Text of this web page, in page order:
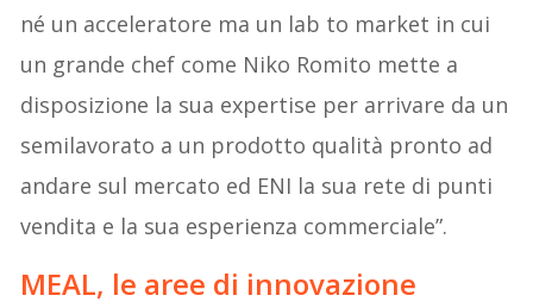
né un acceleratore ma un lab to market in cui
un grande chef come Niko Romito mette a
disposizione la sua expertise per arrivare da un
semilavorato a un prodotto qualità pronto ad
andare sul mercato ed ENI la sua rete di punti
vendita e la sua esperienza commerciale”.
MEAL, le aree di innovazione